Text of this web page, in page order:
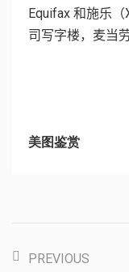
Equifax 和施乐（
司写字楼，麦当
美图鉴赏
PREVIOUS